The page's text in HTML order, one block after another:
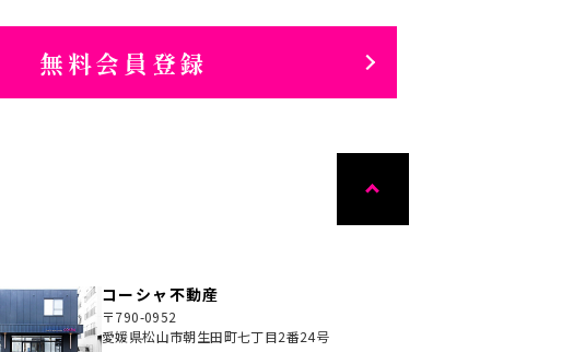
無料会員登録
コーシャ不動産
〒790-0952
愛媛県松山市朝生田町七丁目2番24号